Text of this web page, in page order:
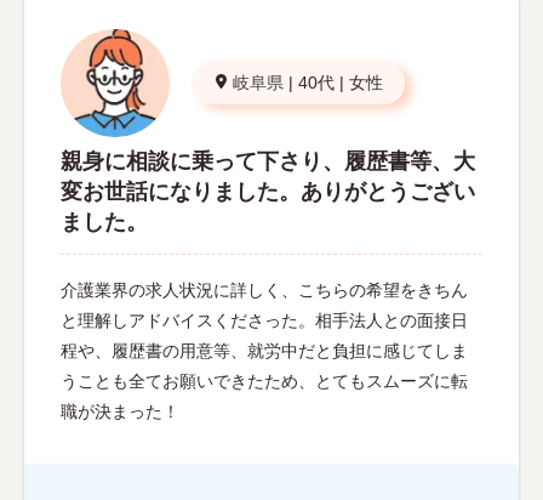
岐阜県 | 40代 | 女性
親身に相談に乗って下さり、履歴書等、大
変お世話になりました。ありがとうござい
ました。
介護業界の求人状況に詳しく、こちらの希望をきちん
と理解しアドバイスくださった。相手法人との面接日
程や、履歴書の用意等、就労中だと負担に感じてしま
うことも全てお願いできたため、とてもスムーズに転
職が決まった！